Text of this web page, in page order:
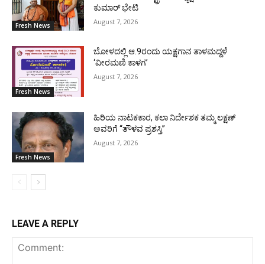
Fresh News
ಕುಮಾರ್ ಭೇಟಿ
August 7, 2026
Fresh News
ಬೋಳದಲ್ಲಿ ಆ.9ರಂದು ಯಕ್ಷಗಾನ ತಾಳಮದ್ದಳೆ
‘ವೀರಮಣಿ ಕಾಳಗ’
August 7, 2026
Fresh News
ಹಿರಿಯ ನಾಟಕಕಾರ, ಕಲಾ ನಿರ್ದೇಶಕ ತಮ್ಮ ಲಕ್ಷಣ್
ಅವರಿಗೆ “ತೌಳವ ಪ್ರಶಸ್ತಿ”
August 7, 2026
LEAVE A REPLY